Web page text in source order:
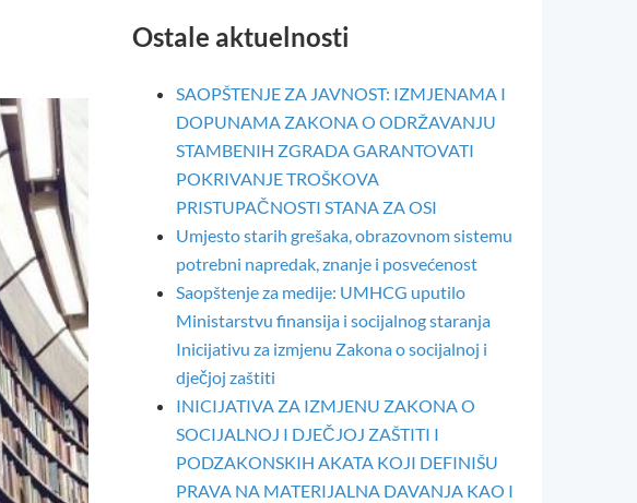
Ostale aktuelnosti
SAOPŠTENJE ZA JAVNOST: IZMJENAMA I
DOPUNAMA ZAKONA O ODRŽAVANJU
STAMBENIH ZGRADA GARANTOVATI
POKRIVANJE TROŠKOVA
PRISTUPAČNOSTI STANA ZA OSI
Umjesto starih grešaka, obrazovnom sistemu
potrebni napredak, znanje i posvećenost
Saopštenje za medije: UMHCG uputilo
Ministarstvu finansija i socijalnog staranja
Inicijativu za izmjenu Zakona o socijalnoj i
dječjoj zaštiti
INICIJATIVA ZA IZMJENU ZAKONA O
SOCIJALNOJ I DJEČJOJ ZAŠTITI I
PODZAKONSKIH AKATA KOJI DEFINIŠU
PRAVA NA MATERIJALNA DAVANJA KAO I